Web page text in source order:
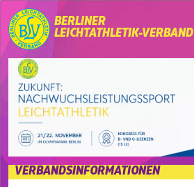
BERLINER
LEICHTATHLETIK-VERBAND
VERBANDSINFORMATIONEN